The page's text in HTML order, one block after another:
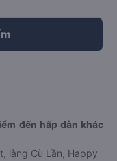
đến hấp dẫn khác
làng Cù Lần, Happy